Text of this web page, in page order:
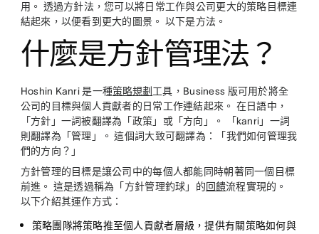
用。 透過方針法，您可以將日常工作與公司更大的策略目標連
結起來，以便看到更大的圖景。 以下是方法。
什麼是方針管理法？
Hoshin Kanri 是一種策略規劃 工具，Business 版可用於將全
公司的目標與個人貢獻者的日常工作連結起來。 在日語中，
「方針」一詞被翻譯為「政策」或「方向」。 「kanri」一詞
則翻譯為「管理」。 這個詞大致可翻譯為：「我們如何管理我
們的方向？」
方針管理的目標是讓公司中的每個人都能同時朝著同一個目標
前進。 這是透過稱為「方針管理釣球」的回饋流程實現的。
以下介紹其運作方式：
策略團隊將策略推至個人貢獻者層級，提供有關策略如何與